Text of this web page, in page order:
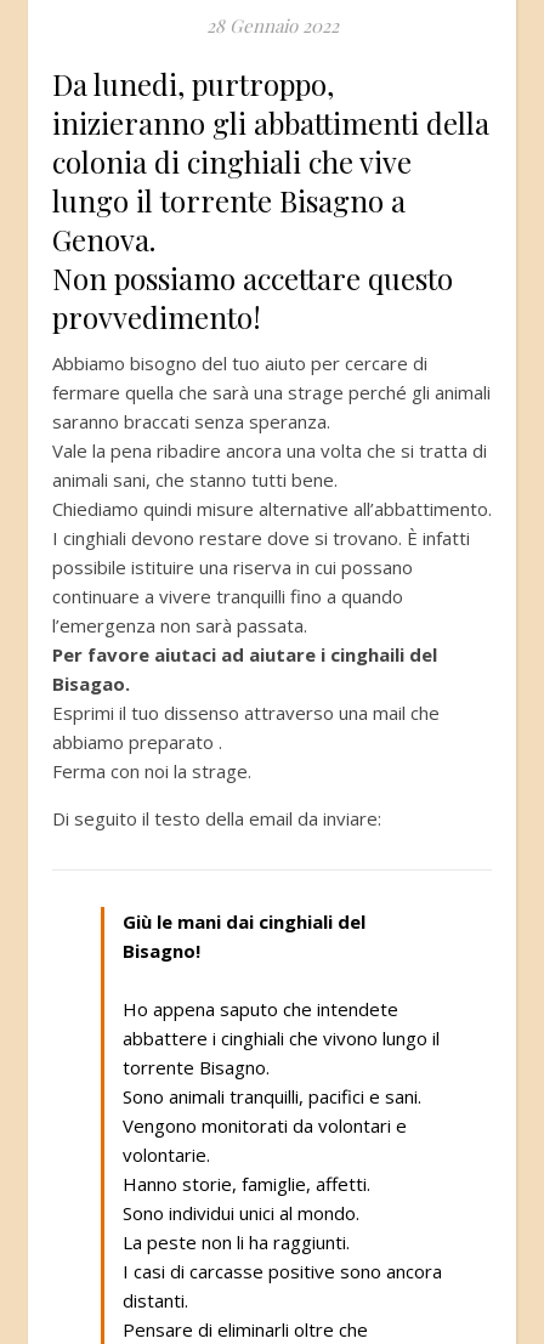
28 Gennaio 2022
Da lunedi, purtroppo,
inizieranno gli abbattimenti della
colonia di cinghiali che vive
lungo il torrente Bisagno a
Genova.
Non possiamo accettare questo
provvedimento!
Abbiamo bisogno del tuo aiuto per cercare di
fermare quella che sarà una strage perché gli animali
saranno braccati senza speranza.
Vale la pena ribadire ancora una volta che si tratta di
animali sani, che stanno tutti bene.
Chiediamo quindi misure alternative all’abbattimento.
I cinghiali devono restare dove si trovano. È infatti
possibile istituire una riserva in cui possano
continuare a vivere tranquilli fino a quando
l’emergenza non sarà passata.
Per favore aiutaci ad aiutare i cinghaili del
Bisagao.
Esprimi il tuo dissenso attraverso una mail che
abbiamo preparato .
Ferma con noi la strage.
Di seguito il testo della email da inviare:
Giù le mani dai cinghiali del
Bisagno!
Ho appena saputo che intendete
abbattere i cinghiali che vivono lungo il
torrente Bisagno.
Sono animali tranquilli, pacifici e sani.
Vengono monitorati da volontari e
volontarie.
Hanno storie, famiglie, affetti.
Sono individui unici al mondo.
La peste non li ha raggiunti.
I casi di carcasse positive sono ancora
distanti.
Pensare di eliminarli oltre che